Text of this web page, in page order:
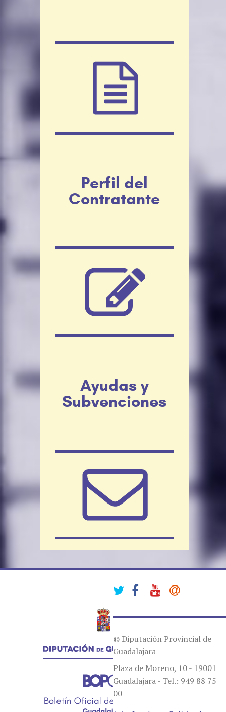
Perfil del
Contratante
Ayudas y
Subvenciones
© Diputación Provincial de
Guadalajara
Plaza de Moreno, 10 - 19001
Guadalajara - Tel.: 949 88 75
00